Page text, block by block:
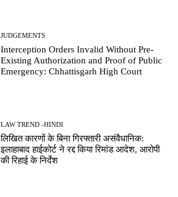
JUDGEMENTS
Interception Orders Invalid Without Pre-
Existing Authorization and Proof of Public
Emergency: Chhattisgarh High Court
LAW TREND -HINDI
लिखित कारणों के बिना गिरफ्तारी असंवैधानिक:
इलाहाबाद हाईकोर्ट ने रद्द किया रिमांड आदेश, आरोपी
की रिहाई के निर्देश